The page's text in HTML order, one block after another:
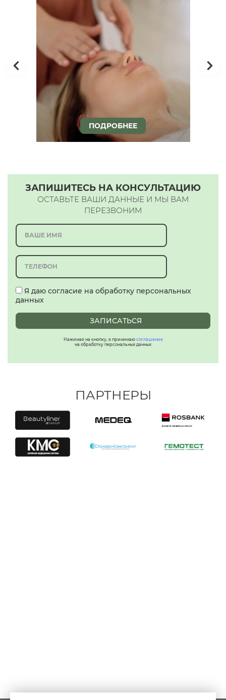
ПОДРОБНЕЕ
ЗАПИШИТЕСЬ НА КОНСУЛЬТАЦИЮ
ОСТАВЬТЕ ВАШИ ДАННЫЕ И МЫ ВАМ
ПЕРЕЗВОНИМ
Я даю согласие на обработку персональных
данных
ЗАПИСАТЬСЯ
Нажимая на кнопку, я принимаю соглашение
на обработку персональных данных
ПАРТНЕРЫ